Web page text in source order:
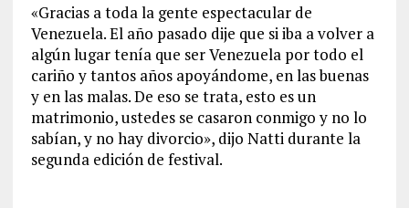
«Gracias a toda la gente espectacular de
Venezuela. El año pasado dije que si iba a volver a
algún lugar tenía que ser Venezuela por todo el
cariño y tantos años apoyándome, en las buenas
y en las malas. De eso se trata, esto es un
matrimonio, ustedes se casaron conmigo y no lo
sabían, y no hay divorcio», dijo Natti durante la
segunda edición de festival.